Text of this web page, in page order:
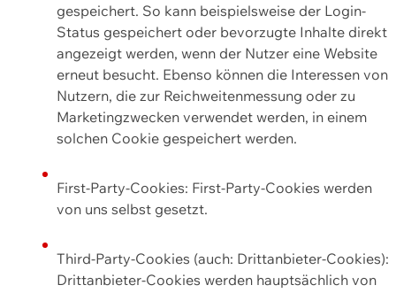
gespeichert. So kann beispielsweise der Login-
Status gespeichert oder bevorzugte Inhalte direkt
angezeigt werden, wenn der Nutzer eine Website
erneut besucht. Ebenso können die Interessen von
Nutzern, die zur Reichweitenmessung oder zu
Marketingzwecken verwendet werden, in einem
solchen Cookie gespeichert werden.
First-Party-Cookies: First-Party-Cookies werden
von uns selbst gesetzt.
Third-Party-Cookies (auch: Drittanbieter-Cookies):
Drittanbieter-Cookies werden hauptsächlich von